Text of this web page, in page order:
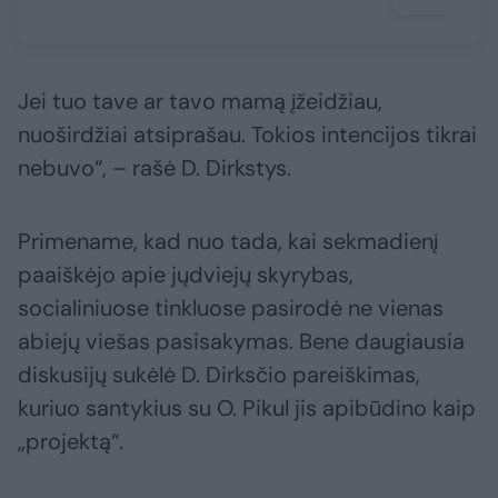
Jei tuo tave ar tavo mamą įžeidžiau,
nuoširdžiai atsiprašau. Tokios intencijos tikrai
nebuvo“, – rašė D. Dirkstys.
Primename, kad nuo tada, kai sekmadienį
paaiškėjo apie jųdviejų skyrybas,
socialiniuose tinkluose pasirodė ne vienas
abiejų viešas pasisakymas. Bene daugiausia
diskusijų sukėlė D. Dirksčio pareiškimas,
kuriuo santykius su O. Pikul jis apibūdino kaip
„projektą“.